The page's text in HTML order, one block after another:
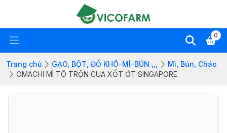
0
Trang chủ GẠO, BỘT, ĐỒ KHÔ-MÌ-BÚN ,,,
Mì, Bún, Cháo
OMACHI MÌ TÔ TRỘN CUA XỐT ỚT SINGAPORE